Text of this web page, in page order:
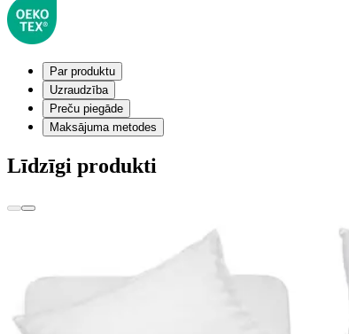
Par produktu
Uzraudzība
Preču piegāde
Maksājuma metodes
Līdzīgi produkti